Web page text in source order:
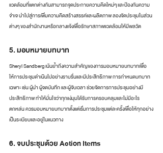
แวดล้อมที่แตกต่างกันสามารถจุดประกายความคิดใหม่ๆ และป้องกันความ
จำเจ นำไปสู่การเพิ่มความคิดสร้างสรรค์และผลิตภาพ ลองจัดประชุมในส่วน
ต่างๆ ของสำนักงานหรือกลางแจ้งเพื่อรักษาสภาพแวดล้อมให้มีพลวัต
5. มอบหมายบทบาท
Sheryl Sandberg เน้นย้ำถึงความสำคัญของการมอบหมายบทบาทเพื่อ
ให้การประชุมดำเนินไปอย่างราบรื่นและมีประสิทธิภาพ การกำหนดบทบาท
เฉพาะ เช่น ผู้นำ ผู้จดบันทึก และผู้จับเวลา ช่วยจัดการการประชุมอย่างมี
ประสิทธิภาพ ทำให้มั่นใจว่าทุกแง่มุมได้รับการครอบคลุมและไม่มีอะไร
ตกหล่น ควรมอบหมายบทบาทตั้งแต่เริ่มการประชุมแต่ละครั้งเพื่อให้ทุกอย่าง
เป็นระเบียบและอยู่ในแนวทาง
6. จบประชุมด้วย Action Items